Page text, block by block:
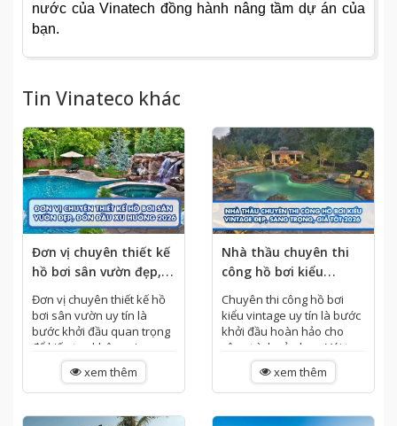
nước của Vinatech đồng hành nâng tầm dự án của
bạn.
Tin Vinateco khác
Đơn vị chuyên thiết kế
hồ bơi sân vườn đẹp,
đón đầu xu hướng
2026
Đơn vị chuyên thiết kế hồ
bơi sân vườn uy tín là
bước khởi đầu quan trọng
để kiến tạo không gian
sống đẳng cấp. Một bản vẽ
hoàn...
xem thêm
Nhà thầu chuyên thi
công hồ bơi kiểu
vintage đẹp, sang
trọng, giá tốt 2026
Chuyên thi công hồ bơi
kiểu vintage uy tín là bước
khởi đầu hoàn hảo cho
công trình của bạn. Với tư
duy nghệ thuật khác biệt,...
xem thêm